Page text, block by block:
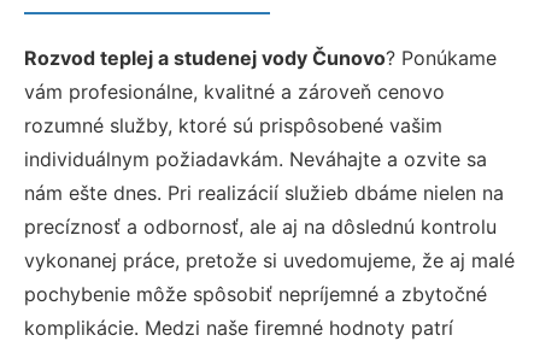
Rozvod teplej a studenej vody Čunovo? Ponúkame
vám profesionálne, kvalitné a zároveň cenovo
rozumné služby, ktoré sú prispôsobené vašim
individuálnym požiadavkám. Neváhajte a ozvite sa
nám ešte dnes. Pri realizácií služieb dbáme nielen na
precíznosť a odbornosť, ale aj na dôslednú kontrolu
vykonanej práce, pretože si uvedomujeme, že aj malé
pochybenie môže spôsobiť nepríjemné a zbytočné
komplikácie. Medzi naše firemné hodnoty patrí